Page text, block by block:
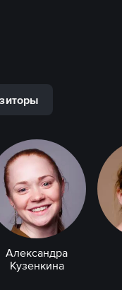
Александра
Кузенкина